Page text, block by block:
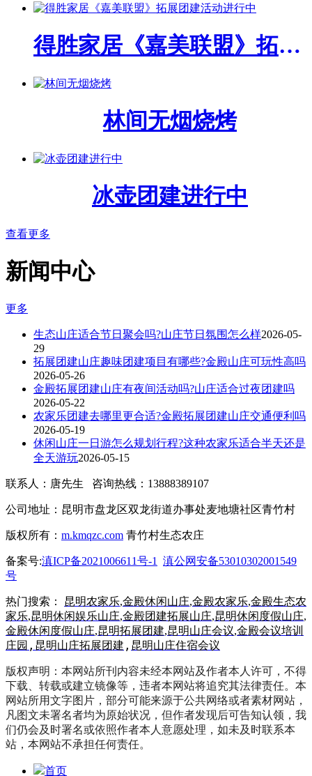
得胜家居《嘉美联盟》拓展团建活动进行中
林间无烟烧烤
冰壶团建进行中
查看更多
新闻中心
更多
生态山庄适合节日聚会吗?山庄节日氛围怎么样2026-05-
29
拓展团建山庄趣味团建项目有哪些?金殿山庄可玩性高吗
2026-05-26
金殿拓展团建山庄有夜间活动吗?山庄适合过夜团建吗
2026-05-22
农家乐团建去哪里更合适?金殿拓展团建山庄交通便利吗
2026-05-19
休闲山庄一日游怎么规划行程?这种农家乐适合半天还是
全天游玩2026-05-15
联系人：唐先生 咨询热线：13888389107
公司地址：昆明市盘龙区双龙街道办事处麦地塘社区青竹村
版权所有： m.kmqzc.com 青竹村生态农庄
备案号:滇ICP备2021006611号-1
滇公网安备53010302001549
号
热门搜索： 昆明农家乐,金殿休闲山庄,金殿农家乐,金殿生态农
家乐,昆明休闲娱乐山庄,金殿团建拓展山庄,昆明休闲度假山庄,
金殿休闲度假山庄,昆明拓展团建,昆明山庄会议,金殿会议培训
庄园 , 昆明山庄拓展团建 , 昆明山庄住宿会议
版权声明：本网站所刊内容未经本网站及作者本人许可，不得
下载、转载或建立镜像等，违者本网站将追究其法律责任。本
网站所用文字图片，部分可能来源于公共网络或者素材网站，
凡图文未署名者均为原始状况，但作者发现后可告知认领，我
们仍会及时署名或依照作者本人意愿处理，如未及时联系本
站，本网站不承担任何责任。
首页